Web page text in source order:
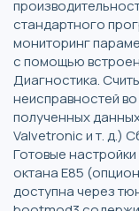
стандартного
мониторинг
с помощью
Диагностика.
неисправностей
полученных
Valvetronic и т. д.)
Готовые
октана E85
доступна через